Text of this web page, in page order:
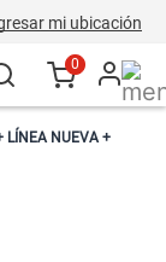
mi ubicación
0
LÍNEA NUEVA +